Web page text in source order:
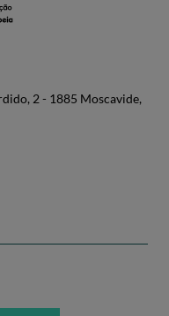
2 - 1885 Moscavide,